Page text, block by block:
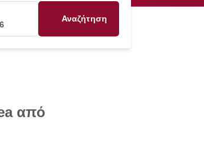
Αναζήτηση
από